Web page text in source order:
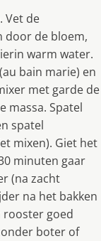
Vet de
door de bloem,
warm water.
bain marie) en
met garde de
massa. Spatel
spatel
mixen). Giet het
minuten gaar
(na zacht
na het bakken
rooster goed
boter of